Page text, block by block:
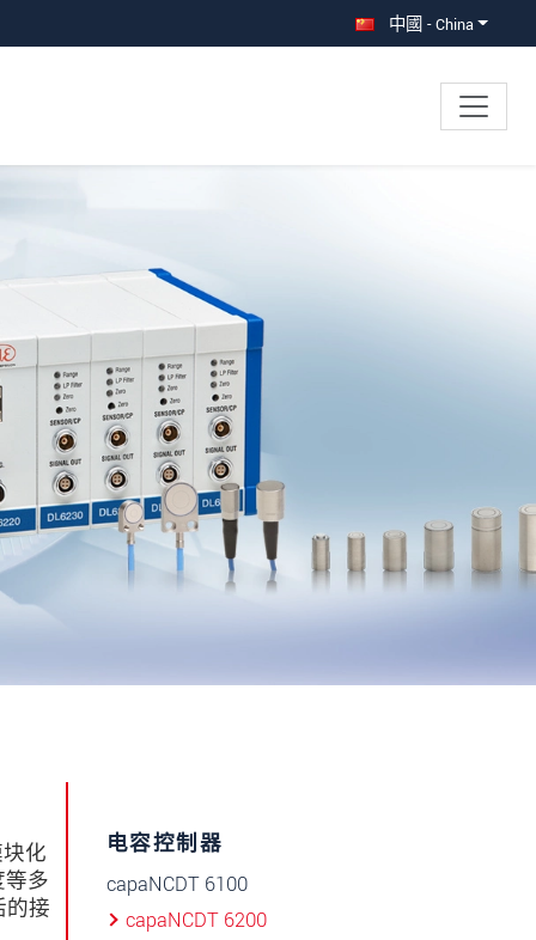
中國 - China
化
多
的接
电容控制器
capaNCDT 6100
capaNCDT 6200